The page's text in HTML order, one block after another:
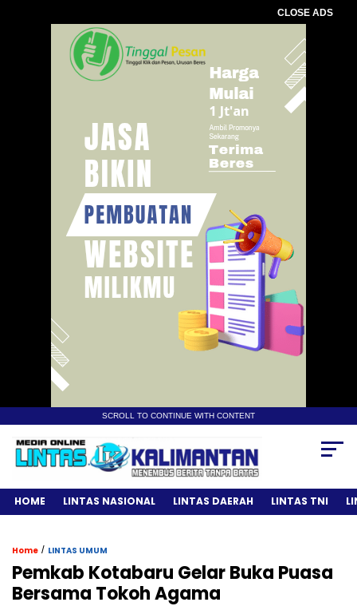
CLOSE ADS
SCROLL TO CONTINUE WITH CONTENT
HOME LINTAS NASIONAL LINTAS DAERAH LINTAS TNI
Home / LINTAS UMUM
Pemkab Kotabaru Gelar Buka Puasa
Bersama Tokoh Agama